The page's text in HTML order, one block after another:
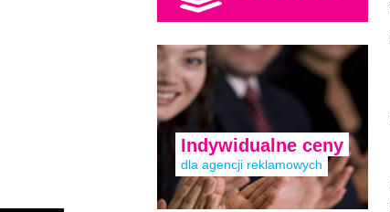
Indywidualne ceny
dla agencji reklamowych